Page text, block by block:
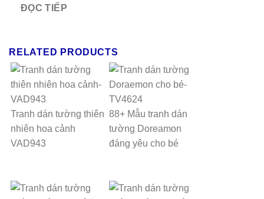
ĐỌC TIẾP
RELATED PRODUCTS
Tranh dán tường thiên
nhiên hoa cảnh
VAD943
88+ Mẫu tranh dán
tường Doreamon
đáng yêu cho bé